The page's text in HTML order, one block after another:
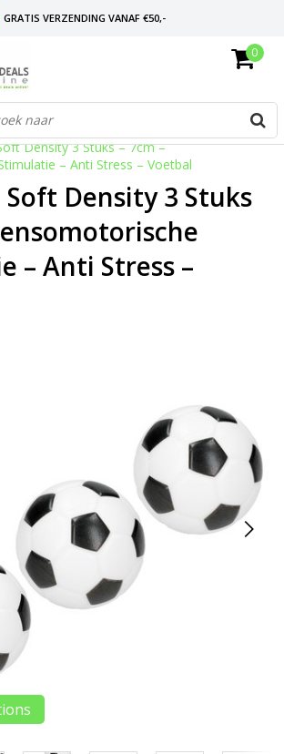
GRATIS VERZENDING VANAF €50,-
RETOURNEREN EN 30 DAGEN BEDENKTIJD
0
Density 3 Stuks – 7cm –
– Anti Stress – Voetbal
Soft Density 3 Stuks
– Anti Stress –